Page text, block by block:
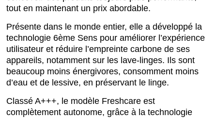
tout en maintenant un prix abordable.
Présente dans le monde entier, elle a développé la
technologie 6ème Sens pour améliorer l’expérience
utilisateur et réduire l’empreinte carbone de ses
appareils, notamment sur les lave-linges. Ils sont
beaucoup moins énergivores, consomment moins
d’eau et de lessive, en préservant le linge.
Classé A+++, le modèle Freshcare est
complètement autonome, grâce à la technologie